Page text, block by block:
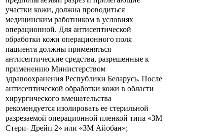
участки кожи, должна проводиться
медицинским работником в условиях
операционной. Для антисептической
обработки кожи операционного поля
пациента должны применяться
антисептические средства, разрешенные к
применению Министерством
здравоохранения Республики Беларусь. После
антисептической обработки кожи в области
хирургического вмешательства
рекомендуется изолировать ее стерильной
разрезаемой операционной пленкой типа «ЗМ
Стери- Дрейп 2» или «ЗМ Айобан»;